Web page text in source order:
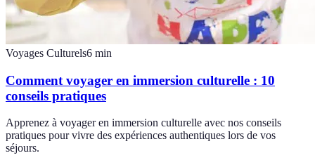
Voyages Culturels6 min
Comment voyager en immersion culturelle : 10
conseils pratiques
Apprenez à voyager en immersion culturelle avec nos conseils
pratiques pour vivre des expériences authentiques lors de vos
séjours.